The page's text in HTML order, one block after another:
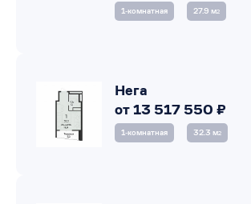
1‑комнатная 27.9 м2
Нега
от 13 517 550 ₽
1‑комнатная 32.3 м2